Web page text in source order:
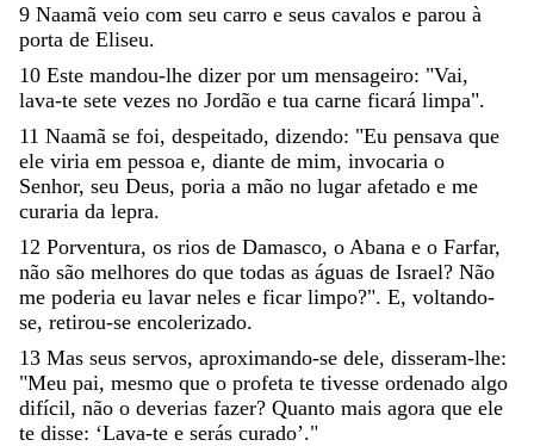
9 Naamã veio com seu carro e seus cavalos e parou à
porta de Eliseu.
10 Este mandou-lhe dizer por um mensageiro: "Vai,
lava-te sete vezes no Jordão e tua carne ficará limpa".
11 Naamã se foi, despeitado, dizendo: "Eu pensava que
ele viria em pessoa e, diante de mim, invocaria o
Senhor, seu Deus, poria a mão no lugar afetado e me
curaria da lepra.
12 Porventura, os rios de Damasco, o Abana e o Farfar,
não são melhores do que todas as águas de Israel? Não
me poderia eu lavar neles e ficar limpo?". E, voltando-
se, retirou-se encolerizado.
13 Mas seus servos, aproximando-se dele, disseram-lhe:
"Meu pai, mesmo que o profeta te tivesse ordenado algo
difícil, não o deverias fazer? Quanto mais agora que ele
te disse: ‘Lava-te e serás curado’."